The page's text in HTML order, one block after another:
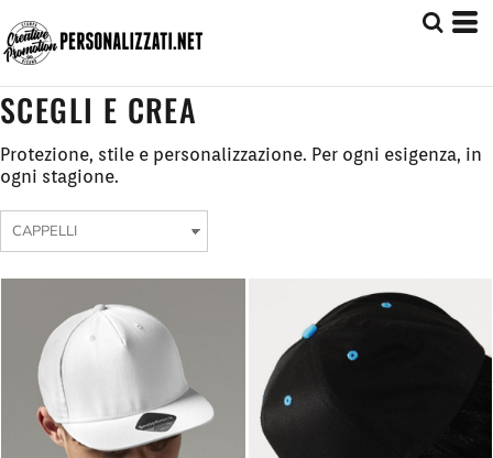
SCEGLI E CREA
Protezione, stile e personalizzazione. Per ogni esigenza, in
ogni stagione.